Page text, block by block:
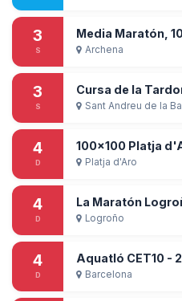
3
S
Media Maratón,
Archena
3
S
Cursa de la
Sant Andreu de la
4
D
100x100 Platja
Platja d'Aro
4
D
La Maratón
Logroño
4
D
Aquatló CET10 -
Barcelona